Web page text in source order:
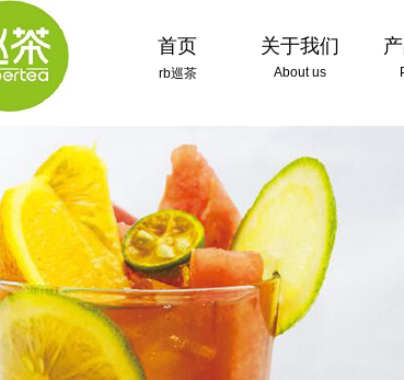
首页
rb巡茶
关于我们
About us